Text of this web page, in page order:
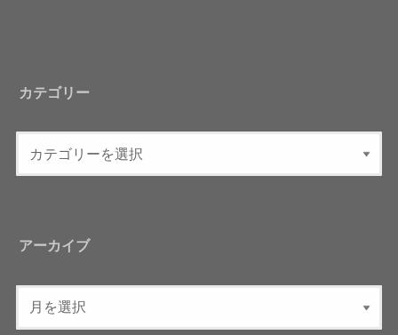
カテゴリー
アーカイブ